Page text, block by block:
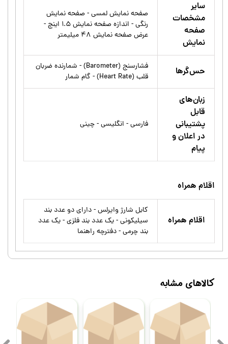
سایر
مشخصات
صفحه
نمایش
صفحه نمایش لمسی - صفحه نمایش
رنگی - اندازه صفحه نمایش ۱.۵ اینچ -
عرض صفحه نمایش ۴۸ میلیمتر
حس‌گرها
فشارسنج (Barometer) - شمارنده ضربان
قلب (Heart Rate) - گام شمار
زبان‌های
قابل
پشتیبانی
در اعلان و
پیام
فارسی - انگلیسی - چینی
اقلام همراه
اقلام همراه
کابل شارژ وایرلس - دارای دو عدد بند
سیلیکونی - یک عدد بند فلزی - یک عدد
بند چرمی - دفترچه راهنما
کالاهای مشابه